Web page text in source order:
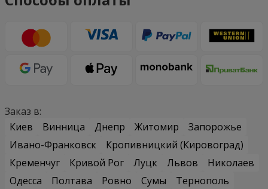
Заказ в:
Киев
Винница Днепр Житомир
Запорожье
Ивано-Франковск
Кропивницкий (Кировоград)
Кременчуг
Кривой Рог Луцк Львов
Николаев
Одесса
Полтава Ровно Сумы
Тернополь